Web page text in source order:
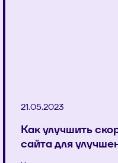
21.05.2023
Как улучшить
сайта для